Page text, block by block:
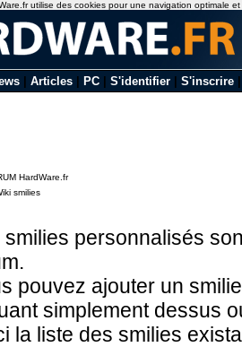
Articles PC S'identifier S'inscrire
HardWare.fr
smilies
smilies personnalisés
pouvez ajouter un
simplement dessus
la liste des smilies
utilise des cookies pour une navigation optimale